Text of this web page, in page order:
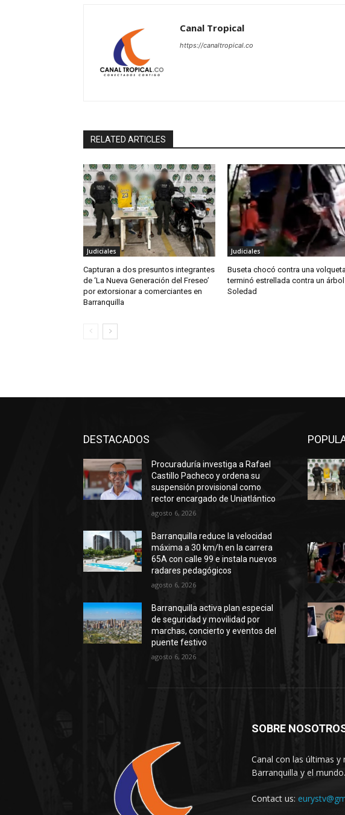
Canal Tropical
https://canaltropical.co
RELATED ARTICLES
Judiciales
Capturan a dos presuntos integrantes
de ‘La Nueva Generación del Freseo’
por extorsionar a comerciantes en
Barranquilla
Judiciales
Buseta chocó contra una
terminó estrellada contra un árbol
Soledad
DESTACADOS
Procuraduría investiga a Rafael
Castillo Pacheco y ordena su
suspensión provisional como
rector encargado de Uniatlántico
agosto 6, 2026
Barranquilla reduce la velocidad
máxima a 30 km/h en la carrera
65A con calle 99 e instala nuevos
radares pedagógicos
agosto 6, 2026
Barranquilla activa plan especial
de seguridad y movilidad por
marchas, concierto y eventos del
puente festivo
agosto 6, 2026
SOBRE
Canal con las últimas y
Barranquilla y el mundo.
Contact us: